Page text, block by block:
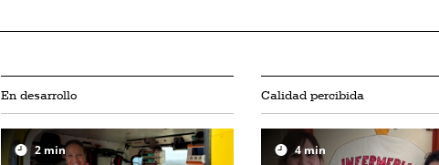
En desarrollo
2 min
Calidad percibida
4min